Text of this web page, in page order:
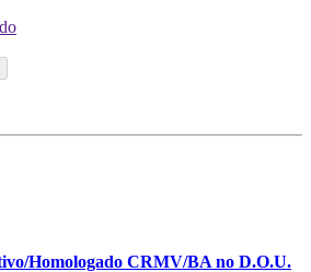
Homologado CRMV/BA no D.O.U.